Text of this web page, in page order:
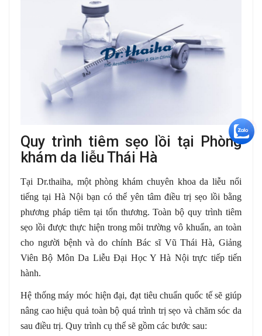
Quy trình tiêm sẹo lồi tại Phòng
khám da liễu Thái Hà
Tại Dr.thaiha, một phòng khám chuyên khoa da liễu nổi
tiếng tại Hà Nội bạn có thể yên tâm điều trị sẹo lồi bằng
phương pháp tiêm tại tổn thương. Toàn bộ quy trình tiêm
sẹo lồi được thực hiện trong môi trường vô khuẩn, an toàn
cho người bệnh và do chính Bác sĩ Vũ Thái Hà, Giảng
Viên Bộ Môn Da Liễu Đại Học Y Hà Nội trực tiếp tiến
hành.
Hệ thống máy móc hiện đại, đạt tiêu chuẩn quốc tế sẽ giúp
nâng cao hiệu quả toàn bộ quá trình trị sẹo và chăm sóc da
sau điều trị. Quy trình cụ thể sẽ gồm các bước sau:
+5